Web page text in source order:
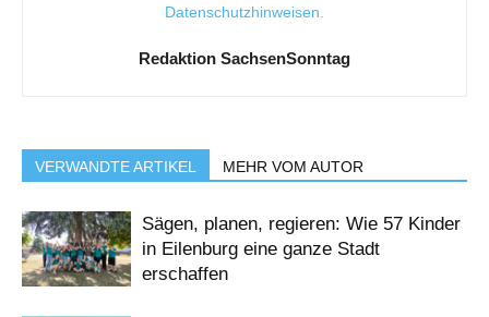
Datenschutzhinweisen
Redaktion SachsenSonntag
VERWANDTE ARTIKEL MEHR VOM AUTOR
Sägen, planen, regieren: Wie 57 Kinder
in Eilenburg eine ganze Stadt
erschaffen